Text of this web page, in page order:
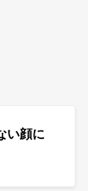
い顔に